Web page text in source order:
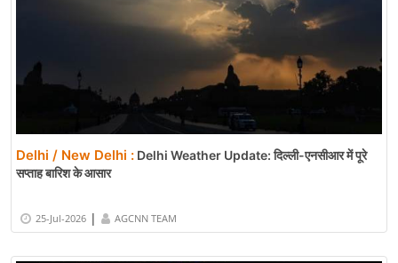
Delhi / New Delhi : Delhi Weather Update: दिल्ली-एनसीआर में पूरे
सप्ताह बारिश के आसार
25-Jul-2026 | AGCNN TEAM